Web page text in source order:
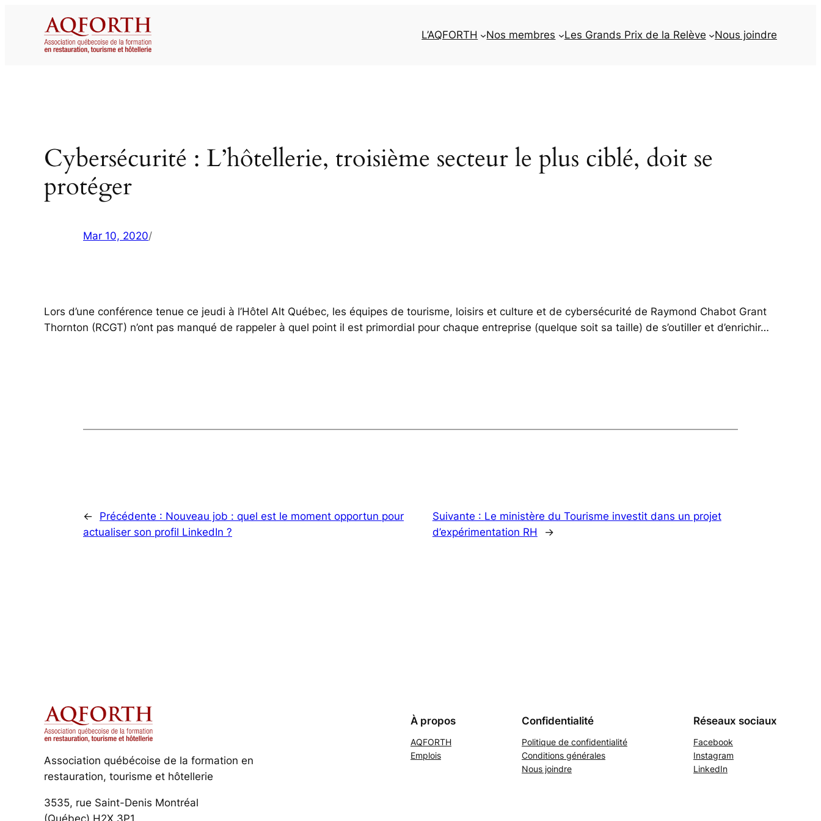
L’AQFORTH Nos membres Les Grands Prix de la Relève Nous joindre
Cybersécurité : L’hôtellerie, troisième secteur le plus ciblé, doit se
protéger
Mar 10, 2020/
Lors d’une conférence tenue ce jeudi à l’Hôtel Alt Québec, les équipes de tourisme, loisirs et culture et de cybersécurité de Raymond Chabot Grant
Thornton (RCGT) n’ont pas manqué de rappeler à quel point il est primordial pour chaque entreprise (quelque soit sa taille) de s’outiller et d’enrichir…
← Précédente : Nouveau job : quel est le moment opportun pour
actualiser son profil LinkedIn ?
Suivante : Le ministère du Tourisme investit dans un projet
d’expérimentation RH
→
Association québécoise de la formation en
restauration, tourisme et hôtellerie
3535, rue Saint-Denis Montréal
(Québec) H2X 3P1
À propos
AQFORTH
Emplois
Confidentialité
Politique de confidentialité
Conditions générales
Nous joindre
Réseaux sociaux
Facebook
Instagram
LinkedIn